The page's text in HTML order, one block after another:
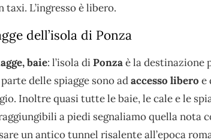
taxi. L’ingresso è libero.
dell’isola di Ponza
baie: l’isola diPonzaè la destinazione
delle spiagge sono adaccesso libero e
Inoltre quasi tutte le baie, le cale e le
a piedi segnaliamo quella nota
un antico tunnel risalente all’epoca